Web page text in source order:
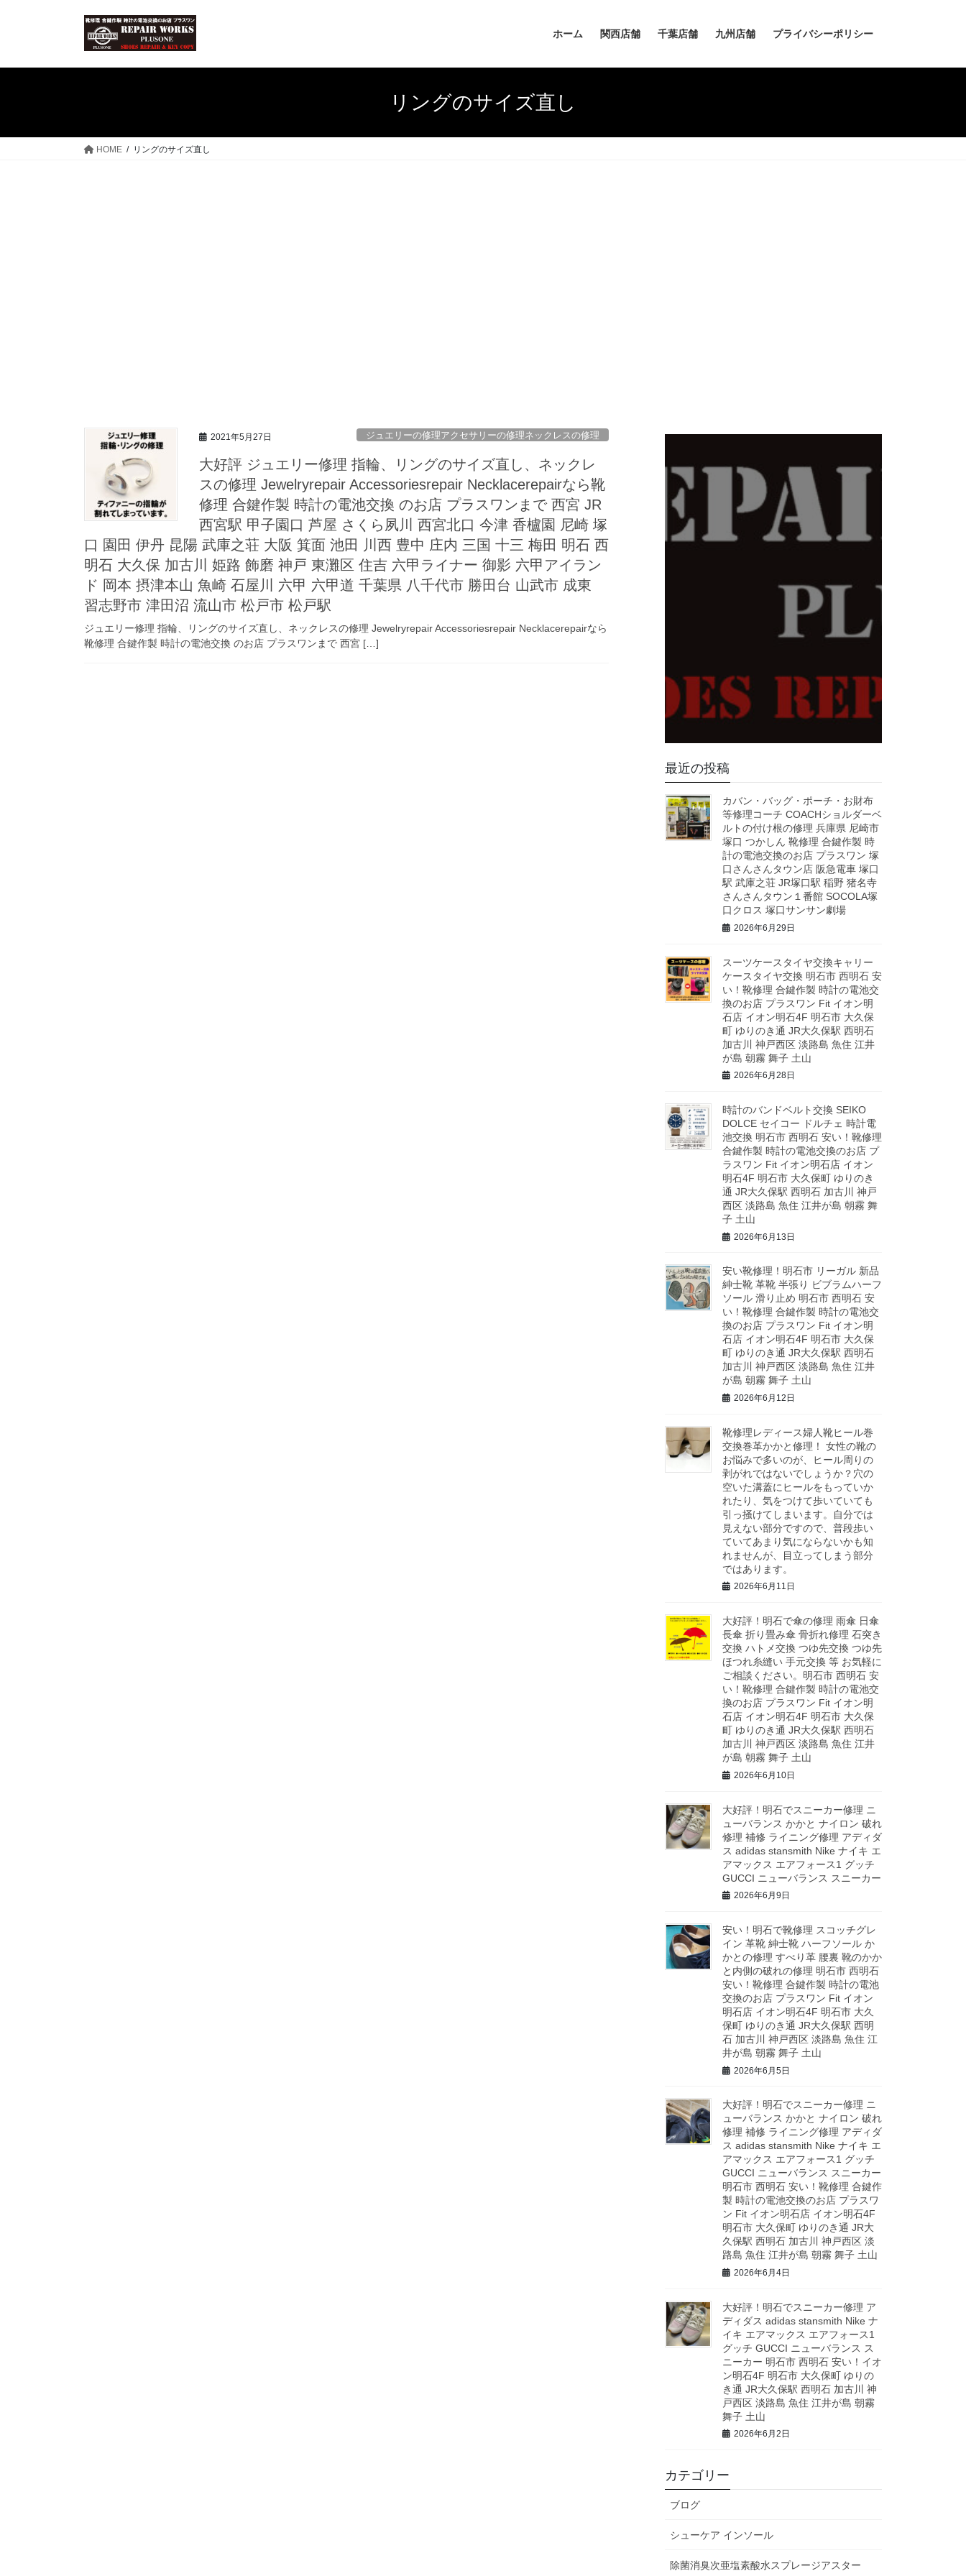
ホーム 関西店舗 千葉店舗 九州店舗 プライバシーポリシー
リングのサイズ直し
HOME リングのサイズ直し
2021年5月27日 ジュエリーの修理アクセサリーの修理ネックレスの修理
大好評 ジュエリー修理 指輪、リングのサイズ直し、ネックレ
スの修理 Jewelryrepair Accessoriesrepair Necklacerepairなら靴
修理 合鍵作製 時計の電池交換 のお店 プラスワンまで 西宮 JR
西宮駅 甲子園口 芦屋 さくら夙川 西宮北口 今津 香櫨園 尼崎 塚
口 園田 伊丹 昆陽 武庫之荘 大阪 箕面 池田 川西 豊中 庄内 三国 十三 梅田 明石 西
明石 大久保 加古川 姫路 飾磨 神戸 東灘区 住吉 六甲ライナー 御影 六甲アイラン
ド 岡本 摂津本山 魚崎 石屋川 六甲 六甲道 千葉県 八千代市 勝田台 山武市 成東
習志野市 津田沼 流山市 松戸市 松戸駅
ジュエリー修理 指輪、リングのサイズ直し、ネックレスの修理 Jewelryrepair Accessoriesrepair Necklacerepairなら
靴修理 合鍵作製 時計の電池交換 のお店 プラスワンまで 西宮 […]
最近の投稿
カバン・バッグ・ポーチ・お財布
等修理コーチ COACHショルダーベ
ルトの付け根の修理 兵庫県 尼崎市
塚口 つかしん 靴修理 合鍵作製 時
計の電池交換のお店 プラスワン 塚
口さんさんタウン店 阪急電車 塚口
駅 武庫之荘 JR塚口駅 稲野 猪名寺
さんさんタウン１番館 SOCOLA塚
口クロス 塚口サンサン劇場
2026年6月29日
スーツケースタイヤ交換キャリー
ケースタイヤ交換 明石市 西明石 安
い！靴修理 合鍵作製 時計の電池交
換のお店 プラスワン Fit イオン明
石店 イオン明石4F 明石市 大久保
町 ゆりのき通 JR大久保駅 西明石
加古川 神戸西区 淡路島 魚住 江井
が島 朝霧 舞子 土山
2026年6月28日
時計のバンドベルト交換 SEIKO
DOLCE セイコー ドルチェ 時計電
池交換 明石市 西明石 安い！靴修理
合鍵作製 時計の電池交換のお店 プ
ラスワン Fit イオン明石店 イオン
明石4F 明石市 大久保町 ゆりのき
通 JR大久保駅 西明石 加古川 神戸
西区 淡路島 魚住 江井が島 朝霧 舞
子 土山
2026年6月13日
安い靴修理！明石市 リーガル 新品
紳士靴 革靴 半張り ビブラムハーフ
ソール 滑り止め 明石市 西明石 安
い！靴修理 合鍵作製 時計の電池交
換のお店 プラスワン Fit イオン明
石店 イオン明石4F 明石市 大久保
町 ゆりのき通 JR大久保駅 西明石
加古川 神戸西区 淡路島 魚住 江井
が島 朝霧 舞子 土山
2026年6月12日
靴修理レディース婦人靴ヒール巻
交換巻革かかと修理！ 女性の靴の
お悩みで多いのが、ヒール周りの
剥がれではないでしょうか？穴の
空いた溝蓋にヒールをもっていか
れたり、気をつけて歩いていても
引っ掻けてしまいます。自分では
見えない部分ですので、普段歩い
ていてあまり気にならないかも知
れませんが、目立ってしまう部分
ではあります。
2026年6月11日
大好評！明石で傘の修理 雨傘 日傘
長傘 折り畳み傘 骨折れ修理 石突き
交換 ハトメ交換 つゆ先交換 つゆ先
ほつれ糸縫い 手元交換 等 お気軽に
ご相談ください。明石市 西明石 安
い！靴修理 合鍵作製 時計の電池交
換のお店 プラスワン Fit イオン明
石店 イオン明石4F 明石市 大久保
町 ゆりのき通 JR大久保駅 西明石
加古川 神戸西区 淡路島 魚住 江井
が島 朝霧 舞子 土山
2026年6月10日
大好評！明石でスニーカー修理 ニ
ューバランス かかと ナイロン 破れ
修理 補修 ライニング修理 アディダ
ス adidas stansmith Nike ナイキ エ
アマックス エアフォース1 グッチ
GUCCI ニューバランス スニーカー
2026年6月9日
安い！明石で靴修理 スコッチグレ
イン 革靴 紳士靴 ハーフソール か
かとの修理 すべり革 腰裏 靴のかか
と内側の破れの修理 明石市 西明石
安い！靴修理 合鍵作製 時計の電池
交換のお店 プラスワン Fit イオン
明石店 イオン明石4F 明石市 大久
保町 ゆりのき通 JR大久保駅 西明
石 加古川 神戸西区 淡路島 魚住 江
井が島 朝霧 舞子 土山
2026年6月5日
大好評！明石でスニーカー修理 ニ
ューバランス かかと ナイロン 破れ
修理 補修 ライニング修理 アディダ
ス adidas stansmith Nike ナイキ エ
アマックス エアフォース1 グッチ
GUCCI ニューバランス スニーカー
明石市 西明石 安い！靴修理 合鍵作
製 時計の電池交換のお店 プラスワ
ン Fit イオン明石店 イオン明石4F
明石市 大久保町 ゆりのき通 JR大
久保駅 西明石 加古川 神戸西区 淡
路島 魚住 江井が島 朝霧 舞子 土山
2026年6月4日
大好評！明石でスニーカー修理 ア
ディダス adidas stansmith Nike ナ
イキ エアマックス エアフォース1
グッチ GUCCI ニューバランス ス
ニーカー 明石市 西明石 安い！イオ
ン明石4F 明石市 大久保町 ゆりの
き通 JR大久保駅 西明石 加古川 神
戸西区 淡路島 魚住 江井が島 朝霧
舞子 土山
2026年6月2日
カテゴリー
ブログ
シューケア インソール
除菌消臭次亜塩素酸水スプレージアスター